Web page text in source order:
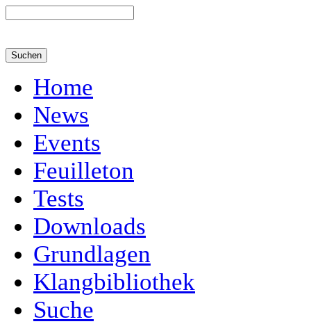
Home
News
Events
Feuilleton
Tests
Downloads
Grundlagen
Klangbibliothek
Suche